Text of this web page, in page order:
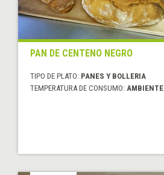
PAN DE CENTENO NEGRO
TIPO DE PLATO: PANES Y BOLLERIA
TEMPERATURA DE CONSUMO: AMBIENTE